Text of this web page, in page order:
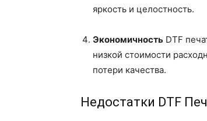
яркость и целостность.
Экономичность DTF
низкой стоимости
потери качества.
Недостатки DTF